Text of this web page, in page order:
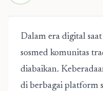
Dalam era digital
sosmed komunitas
diabaikan.
di berbagai platform